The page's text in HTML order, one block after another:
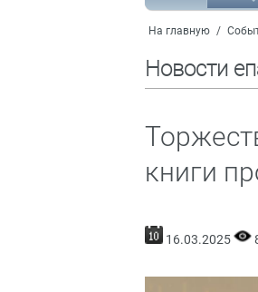
На главную /
Новости
книги
16.03.2025